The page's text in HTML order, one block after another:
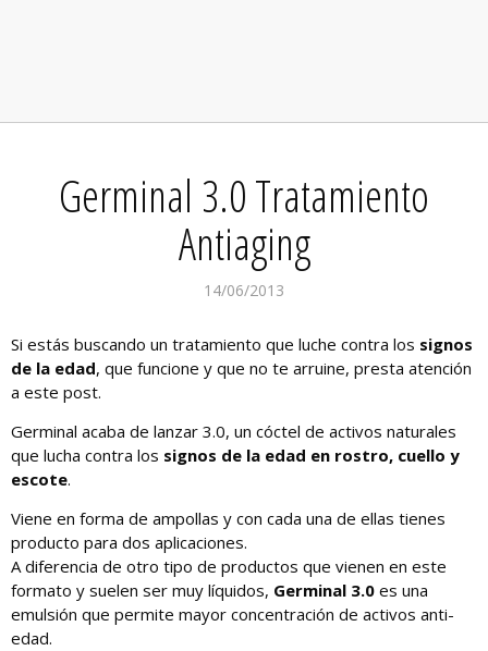
Germinal 3.0 Tratamiento
Antiaging
14/06/2013
Si estás buscando un tratamiento que luche contra los signos
de la edad, que funcione y que no te arruine, presta atención
a este post.
Germinal acaba de lanzar 3.0, un cóctel de activos naturales
que lucha contra los signos de la edad en rostro, cuello y
escote.
Viene en forma de ampollas y con cada una de ellas tienes
producto para dos aplicaciones.
A diferencia de otro tipo de productos que vienen en este
formato y suelen ser muy líquidos, Germinal 3.0 es una
emulsión que permite mayor concentración de activos anti-
edad.